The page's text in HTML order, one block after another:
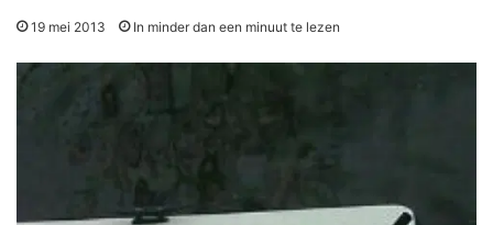
19 mei 2013 In minder dan een minuut te lezen